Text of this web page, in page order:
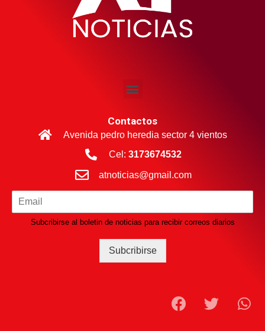
Contactos
Avenida pedro heredia sector 4 vientos
Cel: 3173674532
atnoticias@gmail.com
Subcribirse al boletin de noticias para recibir correos diarios
Subcribirse